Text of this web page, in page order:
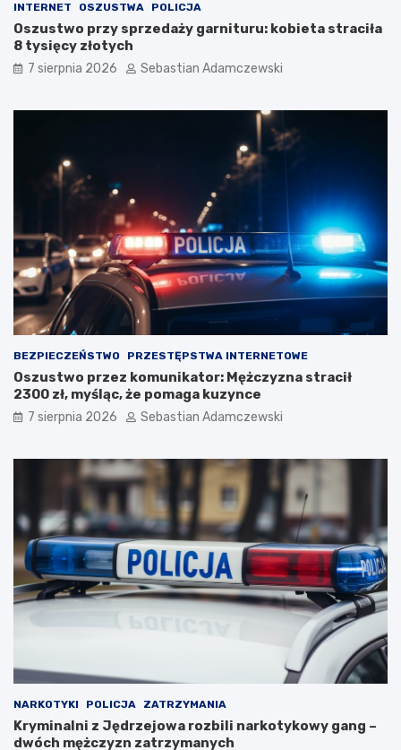
INTERNET OSZUSTWA POLICJA
Oszustwo przy sprzedaży garnituru: kobieta straciła
8 tysięcy złotych
7 sierpnia 2026 Sebastian Adamczewski
BEZPIECZEŃSTWO PRZESTĘPSTWA INTERNETOWE
Oszustwo przez komunikator: Mężczyzna stracił
2300 zł, myśląc, że pomaga kuzynce
7 sierpnia 2026 Sebastian Adamczewski
NARKOTYKI POLICJA ZATRZYMANIA
Kryminalni z Jędrzejowa rozbili narkotykowy gang –
dwóch mężczyzn zatrzymanych